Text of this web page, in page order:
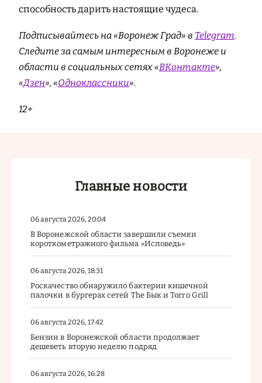
способность дарить настоящие чудеса.
Подписывайтесь на «Воронеж Град» в Telegram.
Cледите за самым интересным в Воронеже и
области в социальных сетях «ВКонтакте»,
«Дзен», «Одноклассники».
12+
Главные новости
06 августа 2026, 20:04
В Воронежской области завершили съемки
короткометражного фильма «Исповедь»
06 августа 2026, 18:31
Роскачество обнаружило бактерии кишечной
палочки в бургерах сетей The Бык и Torro Grill
06 августа 2026, 17:42
Бензин в Воронежской области продолжает
дешеветь вторую неделю подряд
06 августа 2026, 16:28